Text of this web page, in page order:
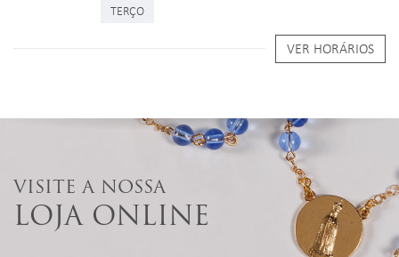
TERÇO
VER HORÁRIOS
VISITE A NOSSA
LOJA ONLINE